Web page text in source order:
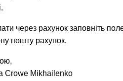
через рахунок заповніть
пошту рахунок.
Crowe Mikhailenko